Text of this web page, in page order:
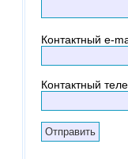
Контактный e-
Контактный